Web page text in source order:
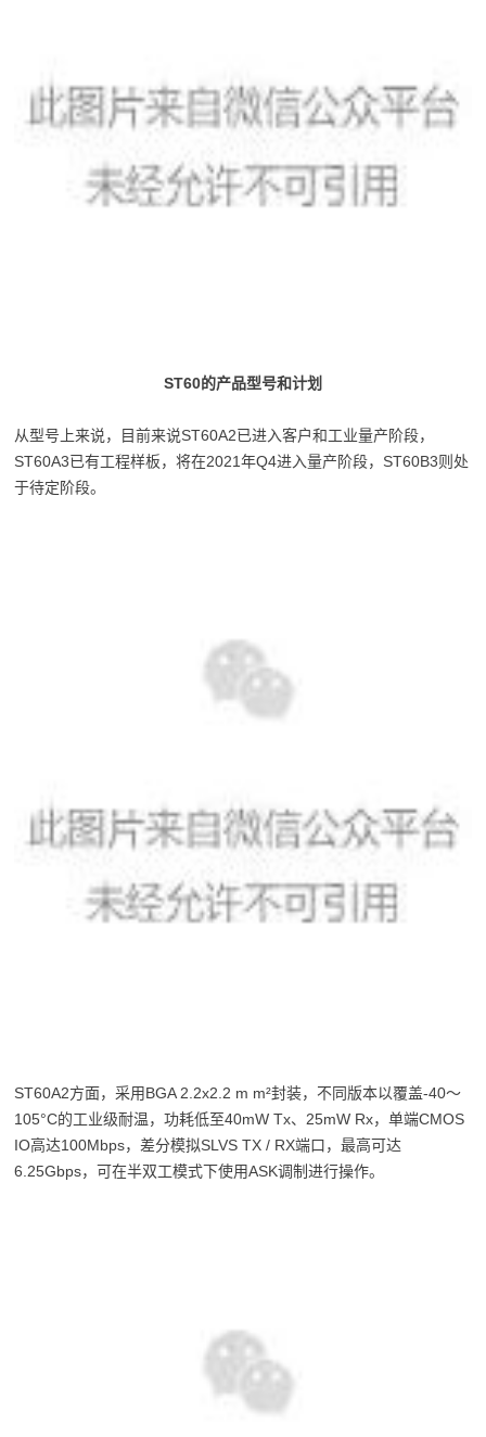
ST60的产品型号和计划
从型号上来说，目前来说ST60A2已进入客户和工业量产阶段，
ST60A3已有工程样板，将在2021年Q4进入量产阶段，ST60B3则处
于待定阶段。
ST60A2方面，采用BGA 2.2x2.2 m m²封装，不同版本以覆盖-40～
105°C的工业级耐温，功耗低至40mW Tx、25mW Rx，单端CMOS
IO高达100Mbps，差分模拟SLVS TX / RX端口，最高可达
6.25Gbps，可在半双工模式下使用ASK调制进行操作。